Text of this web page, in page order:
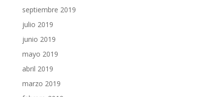
septiembre 2019
julio 2019
junio 2019
mayo 2019
abril 2019
marzo 2019